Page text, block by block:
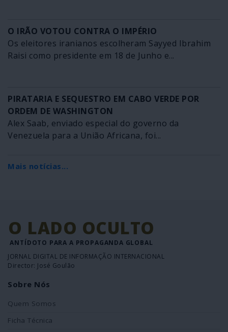
O IRÃO VOTOU CONTRA O IMPÉRIO
Os eleitores iranianos escolheram Sayyed Ibrahim
Raisi como presidente em 18 de Junho e...
PIRATARIA E SEQUESTRO EM CABO VERDE POR
ORDEM DE WASHINGTON
Alex Saab, enviado especial do governo da
Venezuela para a União Africana, foi...
Mais notícias...
O LADO OCULTO
ANTÍDOTO PARA A PROPAGANDA GLOBAL
JORNAL DIGITAL DE INFORMAÇÃO INTERNACIONAL
Director: José Goulão
Sobre Nós
Quem Somos
Ficha Técnica